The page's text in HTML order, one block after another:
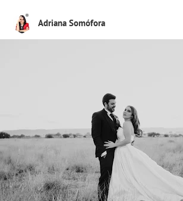
Adriana Somófora